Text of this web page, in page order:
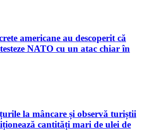
americane au descoperit că
NATO cu un atac chiar în
la mâncare și observă turiștii
cantități mari de ulei de